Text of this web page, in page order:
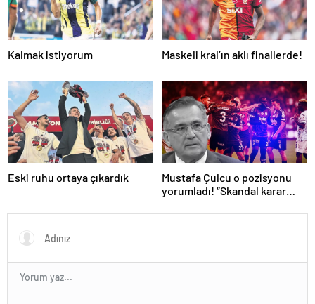
Kalmak istiyorum Maskeli kral’ın aklı finallerde!
Eski ruhu ortaya çıkardık
Mustafa Çulcu o pozisyonu
yorumladı! “Skandal karar